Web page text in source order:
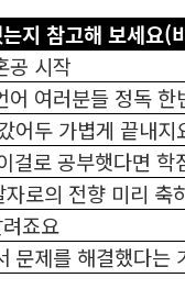
지 참고해 보세요(
공 시작
어 여러분들 정독 한
어두 가볍게 끝내지
걸로 공부햇다면 학
로의 전향 미리 축
죠요
문제를 해결했다는